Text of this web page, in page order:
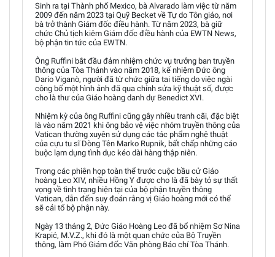
Sinh ra tại Thành phố Mexico, bà Alvarado làm việc từ năm
2009 đến năm 2023 tại Quỹ Becket về Tự do Tôn giáo, nơi
bà trở thành Giám đốc điều hành. Từ năm 2023, bà giữ
chức Chủ tịch kiêm Giám đốc điều hành của EWTN News,
bộ phận tin tức của EWTN.
Ông Ruffini bắt đầu đảm nhiệm chức vụ trưởng ban truyền
thông của Tòa Thánh vào năm 2018, kế nhiệm Đức ông
Dario Viganò, người đã từ chức giữa tai tiếng do việc ngài
công bố một hình ảnh đã qua chỉnh sửa kỹ thuật số, được
cho là thư của Giáo hoàng danh dự Benedict XVI.
Nhiệm kỳ của ông Ruffini cũng gây nhiều tranh cãi, đặc biệt
là vào năm 2021 khi ông bảo vệ việc nhóm truyền thông của
Vatican thường xuyên sử dụng các tác phẩm nghệ thuật
của cựu tu sĩ Dòng Tên Marko Rupnik, bất chấp những cáo
buộc lạm dụng tình dục kéo dài hàng thập niên.
Trong các phiên họp toàn thể trước cuộc bầu cử Giáo
hoàng Leo XIV, nhiều Hồng Y được cho là đã bày tỏ sự thất
vọng về tình trạng hiện tại của bộ phận truyền thông
Vatican, dẫn đến suy đoán rằng vị Giáo hoàng mới có thể
sẽ cải tổ bộ phận này.
Ngày 13 tháng 2, Đức Giáo Hoàng Leo đã bổ nhiệm Sơ Nina
Krapić, M.V.Z., khi đó là một quan chức của Bộ Truyền
thông, làm Phó Giám đốc Văn phòng Báo chí Tòa Thánh.